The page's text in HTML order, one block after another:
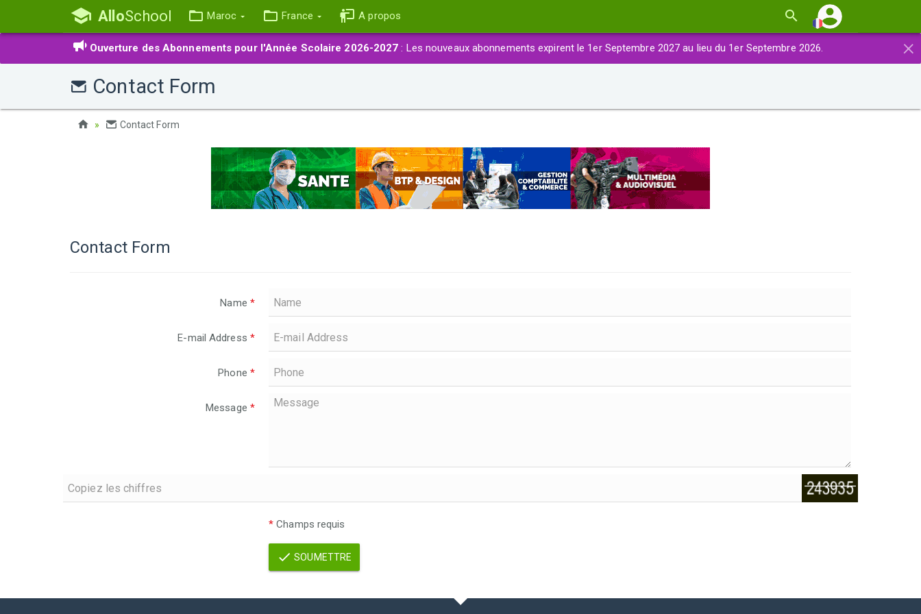
AlloSchool Maroc France A propos
×
Ouverture des Abonnements pour l'Année Scolaire 2026-2027 : Les nouveaux abonnements expirent le 1er Septembre 2027 au lieu du 1er Septembre 2026.
Contact Form
Contact Form
Contact Form
Name *
E-mail Address *
Phone *
Message *
* Champs requis
SOUMETTRE